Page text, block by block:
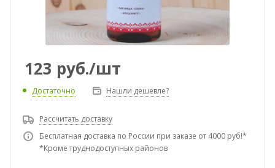
123 руб./шт
Достаточно Нашли дешевле?
Рассчитать доставку
Бесплатная доставка по России при заказе от 4000 руб!*
*Кроме труднодоступных районов